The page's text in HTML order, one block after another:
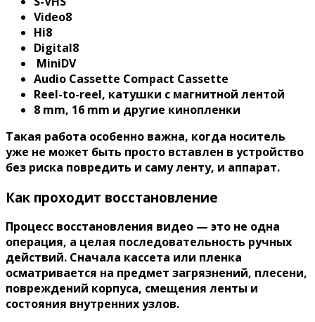
Video8
Hi8
Digital8
MiniDV
Audio Cassette Compact Cassette
Reel-to-reel, катушки с магнитной лентой
8 mm, 16 mm и другие кинопленки
Такая работа особенно важна, когда носитель
уже не может быть просто вставлен в устройство
без риска повредить и саму ленту, и аппарат.
Как проходит восстановление
Процесс восстановления видео — это не одна
операция, а целая последовательность ручных
действий. Сначала кассета или пленка
осматривается на предмет загрязнений, плесени,
повреждений корпуса, смещения ленты и
состояния внутренних узлов.